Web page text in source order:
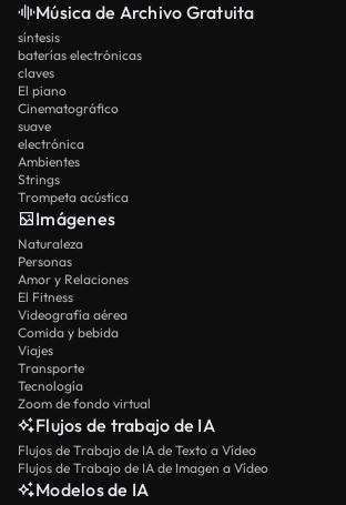
Música de Archivo Gratuita
síntesis
baterías electrónicas
claves
El piano
Cinematográfico
suave
electrónica
Ambientes
Strings
Trompeta acústica
Imágenes
Naturaleza
Personas
Amor y Relaciones
El Fitness
Videografía aérea
Comida y bebida
Viajes
Transporte
Tecnología
Zoom de fondo virtual
Flujos de trabajo de IA
Flujos de Trabajo de IA de Texto a Vídeo
Flujos de Trabajo de IA de Imagen a Vídeo
Modelos de IA